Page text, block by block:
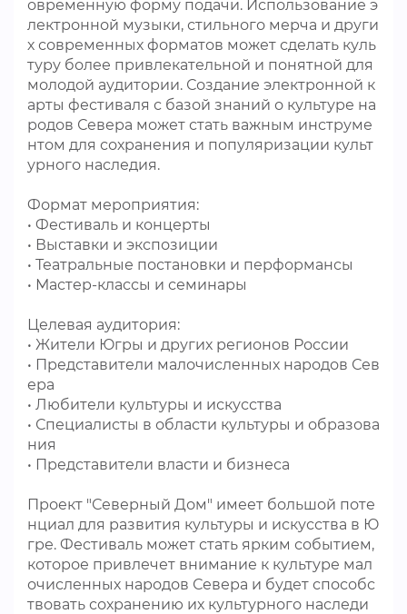
овременную форму подачи. Использование э
лектронной музыки, стильного мерча и други
х современных форматов может сделать куль
туру более привлекательной и понятной для
молодой аудитории. Создание электронной к
арты фестиваля с базой знаний о культуре на
родов Севера может стать важным инструме
нтом для сохранения и популяризации культ
урного наследия.
Формат мероприятия:
• Фестиваль и концерты
• Выставки и экспозиции
• Театральные постановки и перформансы
• Мастер-классы и семинары
Целевая аудитория:
• Жители Югры и других регионов России
• Представители малочисленных народов Сев
ера
• Любители культуры и искусства
• Специалисты в области культуры и образова
ния
• Представители власти и бизнеса
Проект "Северный Дом" имеет большой поте
нциал для развития культуры и искусства в Ю
гре. Фестиваль может стать ярким событием,
которое привлечет внимание к культуре мал
очисленных народов Севера и будет способс
твовать сохранению их культурного наследи